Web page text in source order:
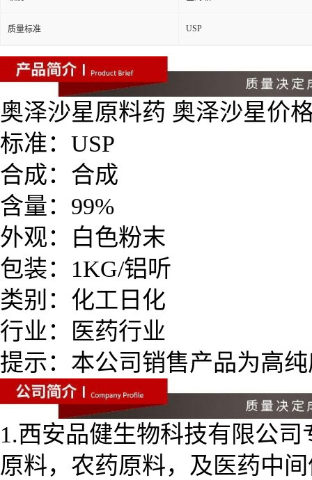
质量标准 USP
奥泽沙星原料药 奥泽沙星价
标准：USP
合成：合成
含量：99%
外观：白色粉末
包装：1KG/铝听
类别：化工日化
行业：医药行业
提示：本公司销售产品为高
1.西安品健生物科技有限公
原料，农药原料，及医药中